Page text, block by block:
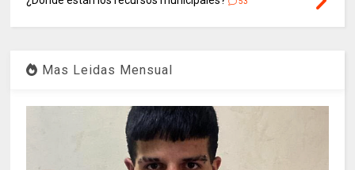
Mas Leidas Mensual